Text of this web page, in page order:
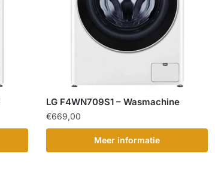
LG F4WN709S1 – Wasmachine
€669,00
Meer informatie